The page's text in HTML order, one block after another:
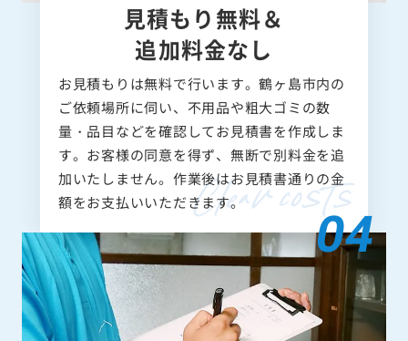
見積もり無料＆
追加料金なし
お見積もりは無料で行います。鶴ヶ島市内の
ご依頼場所に伺い、不用品や粗大ゴミの数
量・品目などを確認してお見積書を作成しま
す。お客様の同意を得ず、無断で別料金を追
加いたしません。作業後はお見積書通りの金
額をお支払いいただきます。